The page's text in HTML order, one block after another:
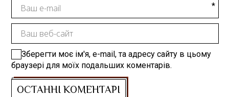
Зберегти моє ім'я, e-mail, та адресу сайту в цьому
браузері для моїх подальших коментарів.